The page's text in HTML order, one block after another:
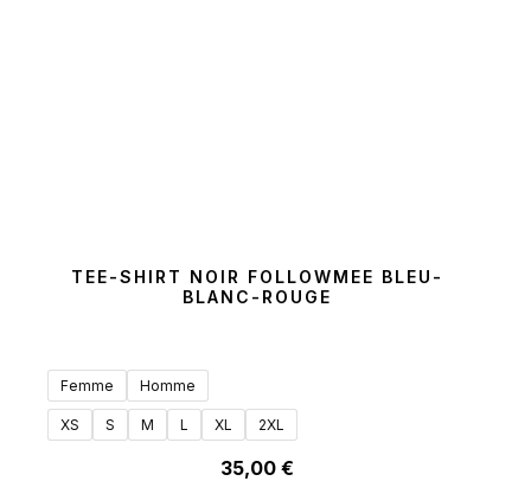
TEE-SHIRT NOIR FOLLOWMEE BLEU-
BLANC-ROUGE
Femme Homme
XS S M L XL 2XL
35,00€